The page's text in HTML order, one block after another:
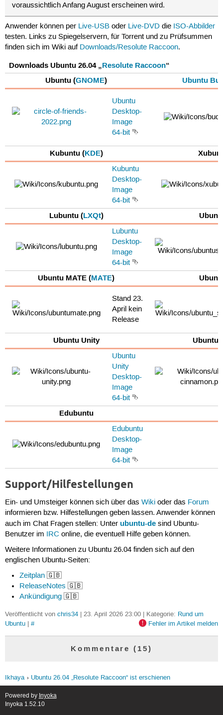
voraussichtlich Anfang August erscheinen wird.
Anwender können per Live-USBoder Live-DVD die ISO-Abbilder
testen. Links zu Spiegelservern, für Torrent und zu Prüfsummen
finden sich im Wiki auf Downloads/Resolute Raccoon.
Downloads Ubuntu 26.04 „Resolute Raccoon“
Ubuntu (GNOME) Ubuntu
Ubuntu
Desktop-
Image
64-bit ⮷
Kubuntu (KDE)
Kubuntu
Desktop-
Image
64-bit ⮷
Lubuntu (LXQt)
Lubuntu
Desktop-
Image
64-bit ⮷
Ubuntu MATE (MATE)
Stand 23.
April kein
Release
Ubuntu Unity Ubuntu
Ubuntu
Unity
Desktop-
Image
64-bit ⮷
Edubuntu
Edubuntu
Desktop-
Image
64-bit ⮷
Support/Hilfestellungen
Ein- und Umsteiger können sich über das Wikioder das Forum
informieren bzw. Hilfestellungen geben lassen. Anwender können
auch im Chat Fragen stellen: Unter ubuntu-desind Ubuntu-
Benutzer im IRC online, die eventuell Hilfe geben können.
Weitere Informationen zu Ubuntu 26.04 finden sich auf den
englischen Ubuntu-Seiten:
Zeitplan 🇬🇧
ReleaseNotes 🇬🇧
Ankündigung 🇬🇧
Veröffentlicht von chris34| 23. April 2026 23:00 | Kategorie: Rund um
Ubuntu| # Fehler im Artikel melden
Kommentare (15)
Ikhaya Ubuntu 26.04 „Resolute Raccoon“ ist erschienen
Powered by Inyoka
Inyoka 1.52.10